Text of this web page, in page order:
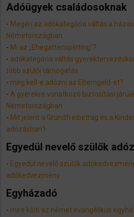
Adóügyek családosoknak
- Megéri az adókategória váltás a
Németországban
- Mi az „Ehegattensplitting"?
- adókategória váltás
több szülői támogatás
- ​meg kell-e adózni az Elterngeld-et?
- A gyerekre vonatkozó biztosítási
Németországban
- Mit jelent a Grundfreibetrag és a
adózásban?
Egyedül nevelő szülők
- Egyedül nevelő szülők
adókedvezmény
Egyházadó
- mire költi az német evangélikus